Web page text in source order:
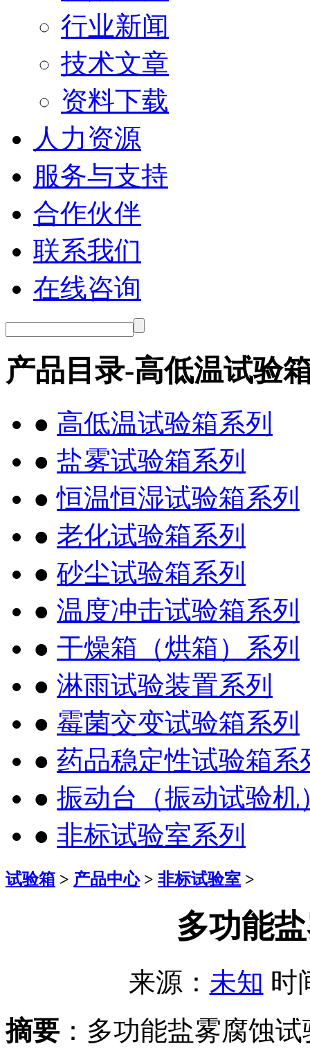
行业新闻
技术文章
资料下载
人力资源
服务与支持
合作伙伴
联系我们
在线咨询
产品目录-高低温试验
● 高低温试验箱系列
● 盐雾试验箱系列
●恒温恒湿试验箱系列
● 老化试验箱系列
● 砂尘试验箱系列
● 温度冲击试验箱系列
● 干燥箱（烘箱）系列
● 淋雨试验装置系列
● 霉菌交变试验箱系列
● 药品稳定性试验箱系
● 振动台（振动试验机
● 非标试验室系列
试验箱 > 产品中心> 非标试验室 >
多功能
来源： 未知 时
摘要 ：多功能盐雾腐蚀